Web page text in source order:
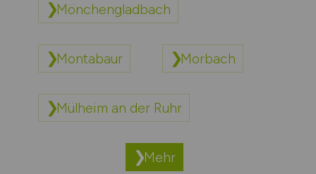
Mönchengladbach
Montabaur Morbach
Mülheim an der Ruhr
Mehr